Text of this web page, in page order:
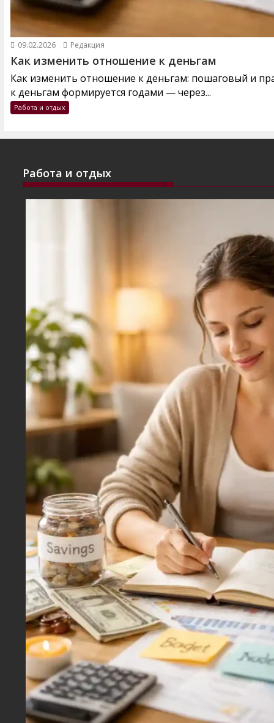
09.02.2026 Редакция
Как изменить отношение к деньгам
Как изменить отношение к деньгам: пошаговый и
к деньгам формируется годами — через...
Работа и отдых
Работа и отдых